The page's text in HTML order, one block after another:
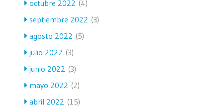
octubre 2022 (4)
septiembre 2022 (3)
agosto 2022 (5)
julio 2022 (3)
junio 2022 (3)
mayo 2022 (2)
abril 2022 (15)